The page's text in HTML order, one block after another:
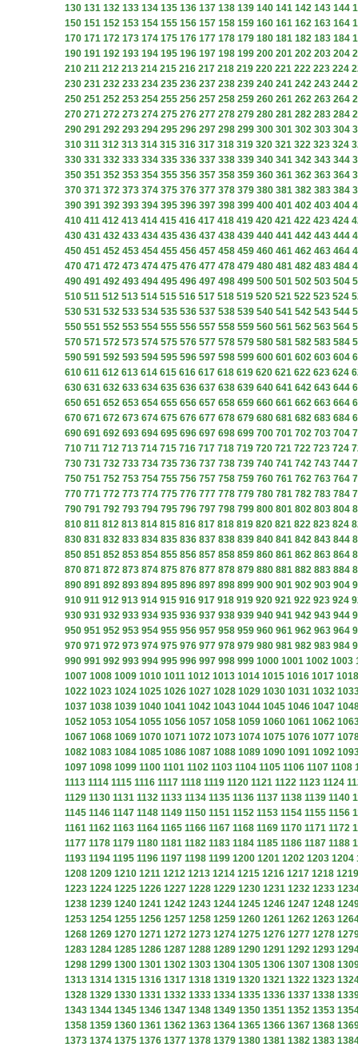
130 131 132 133 134 135 136 137 138 139 140 141 142 143 144
150 151 152 153 154 155 156 157 158 159 160 161 162 163 164
170 171 172 173 174 175 176 177 178 179 180 181 182 183 184
190 191 192 193 194 195 196 197 198 199 200 201 202 203 204
210 211 212 213 214 215 216 217 218 219 220 221 222 223 224
230 231 232 233 234 235 236 237 238 239 240 241 242 243 244
250 251 252 253 254 255 256 257 258 259 260 261 262 263 264
270 271 272 273 274 275 276 277 278 279 280 281 282 283 284
290 291 292 293 294 295 296 297 298 299 300 301 302 303 304
310 311 312 313 314 315 316 317 318 319 320 321 322 323 324
330 331 332 333 334 335 336 337 338 339 340 341 342 343 344
350 351 352 353 354 355 356 357 358 359 360 361 362 363 364
370 371 372 373 374 375 376 377 378 379 380 381 382 383 384
390 391 392 393 394 395 396 397 398 399 400 401 402 403 404
410 411 412 413 414 415 416 417 418 419 420 421 422 423 424
430 431 432 433 434 435 436 437 438 439 440 441 442 443 444
450 451 452 453 454 455 456 457 458 459 460 461 462 463 464
470 471 472 473 474 475 476 477 478 479 480 481 482 483 484
490 491 492 493 494 495 496 497 498 499 500 501 502 503 504
510 511 512 513 514 515 516 517 518 519 520 521 522 523 524
530 531 532 533 534 535 536 537 538 539 540 541 542 543 544
550 551 552 553 554 555 556 557 558 559 560 561 562 563 564
570 571 572 573 574 575 576 577 578 579 580 581 582 583 584
590 591 592 593 594 595 596 597 598 599 600 601 602 603 604
610 611 612 613 614 615 616 617 618 619 620 621 622 623 624
630 631 632 633 634 635 636 637 638 639 640 641 642 643 644
650 651 652 653 654 655 656 657 658 659 660 661 662 663 664
670 671 672 673 674 675 676 677 678 679 680 681 682 683 684
690 691 692 693 694 695 696 697 698 699 700 701 702 703 704
710 711 712 713 714 715 716 717 718 719 720 721 722 723 724
730 731 732 733 734 735 736 737 738 739 740 741 742 743 744
750 751 752 753 754 755 756 757 758 759 760 761 762 763 764
770 771 772 773 774 775 776 777 778 779 780 781 782 783 784
790 791 792 793 794 795 796 797 798 799 800 801 802 803 804
810 811 812 813 814 815 816 817 818 819 820 821 822 823 824
830 831 832 833 834 835 836 837 838 839 840 841 842 843 844
850 851 852 853 854 855 856 857 858 859 860 861 862 863 864
870 871 872 873 874 875 876 877 878 879 880 881 882 883 884
890 891 892 893 894 895 896 897 898 899 900 901 902 903 904
910 911 912 913 914 915 916 917 918 919 920 921 922 923 924
930 931 932 933 934 935 936 937 938 939 940 941 942 943 944
950 951 952 953 954 955 956 957 958 959 960 961 962 963 964
970 971 972 973 974 975 976 977 978 979 980 981 982 983 984
990 991 992 993 994 995 996 997 998 999 1000 1001 1002 1003
1007 1008 1009 1010 1011 1012 1013 1014 1015 1016 1017 1018
1022 1023 1024 1025 1026 1027 1028 1029 1030 1031 1032
1037 1038 1039 1040 1041 1042 1043 1044 1045 1046 1047
1052 1053 1054 1055 1056 1057 1058 1059 1060 1061 1062
1067 1068 1069 1070 1071 1072 1073 1074 1075 1076 1077
1082 1083 1084 1085 1086 1087 1088 1089 1090 1091 1092
1097 1098 1099 1100 1101 1102 1103 1104 1105 1106 1107 1108
1113 1114 1115 1116 1117 1118 1119 1120 1121 1122 1123 1124
1129 1130 1131 1132 1133 1134 1135 1136 1137 1138 1139 1140
1145 1146 1147 1148 1149 1150 1151 1152 1153 1154 1155 1156
1161 1162 1163 1164 1165 1166 1167 1168 1169 1170 1171 1172
1177 1178 1179 1180 1181 1182 1183 1184 1185 1186 1187 1188
1193 1194 1195 1196 1197 1198 1199 1200 1201 1202 1203 1204
1208 1209 1210 1211 1212 1213 1214 1215 1216 1217 1218 1219
1223 1224 1225 1226 1227 1228 1229 1230 1231 1232 1233
1238 1239 1240 1241 1242 1243 1244 1245 1246 1247 1248
1253 1254 1255 1256 1257 1258 1259 1260 1261 1262 1263
1268 1269 1270 1271 1272 1273 1274 1275 1276 1277 1278
1283 1284 1285 1286 1287 1288 1289 1290 1291 1292 1293
1298 1299 1300 1301 1302 1303 1304 1305 1306 1307 1308
1313 1314 1315 1316 1317 1318 1319 1320 1321 1322 1323
1328 1329 1330 1331 1332 1333 1334 1335 1336 1337 1338
1343 1344 1345 1346 1347 1348 1349 1350 1351 1352 1353
1358 1359 1360 1361 1362 1363 1364 1365 1366 1367 1368
1373 1374 1375 1376 1377 1378 1379 1380 1381 1382 1383